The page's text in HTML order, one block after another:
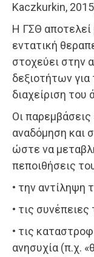
Kaczkurkin,
Η ΓΣΘ
εντατική
στοχεύει στην
δεξιοτήτων
διαχείριση του
Οι
αναδόμηση και
ώστε να
πεποιθήσεις
• την αντίληψη
• τις
• τις
ανησυχία (π.χ.